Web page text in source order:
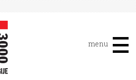
menu